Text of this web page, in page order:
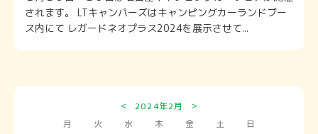
されます。 LTキャンパーズはキャンピングカーランドブー
ス内にて レガードネオプラス2024を展示させて...
< 2024年2月
>
月
火 水 木 金 土
日